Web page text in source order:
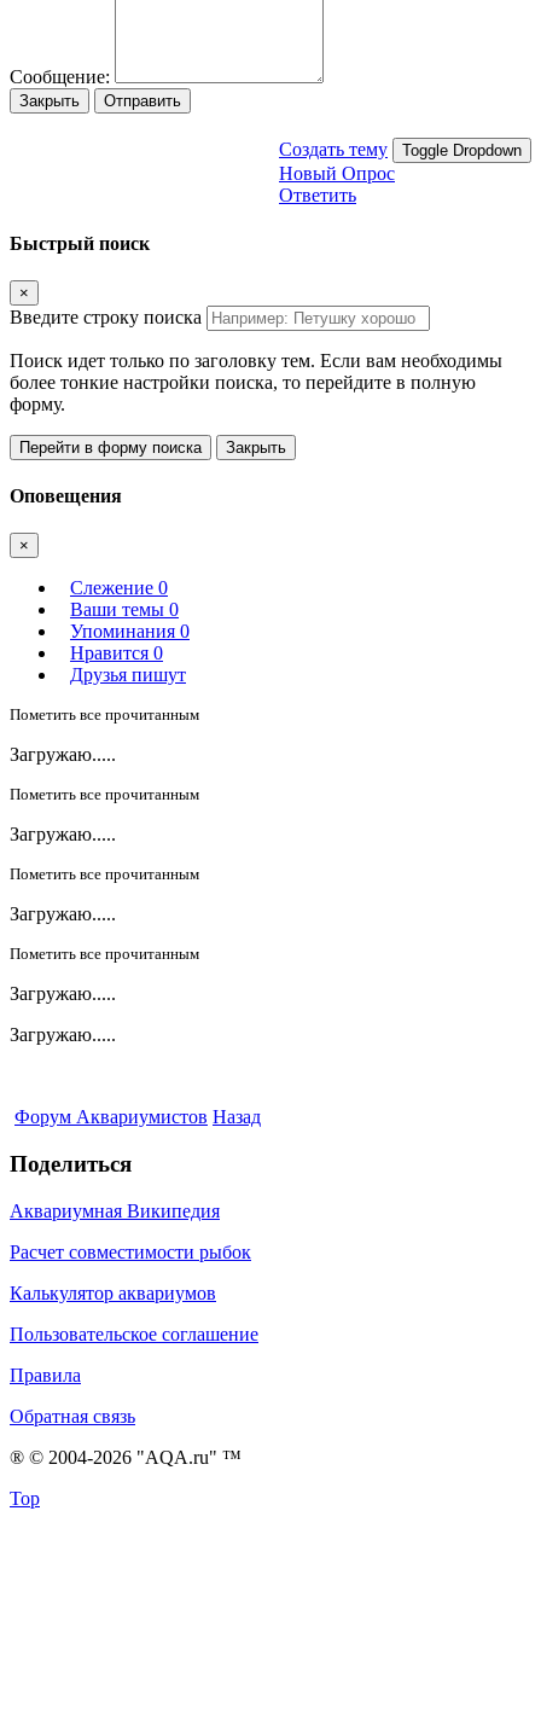
Сообщение:
Закрыть Отправить
Создать тему Toggle Dropdown
Новый Опрос
Ответить
Быстрый поиск
×
Введите строку поиска
Поиск идет только по заголовку тем. Если вам необходимы
более тонкие настройки поиска, то перейдите в полную
форму.
Перейти в форму поиска Закрыть
Оповещения
×
Слежение 0
Ваши темы 0
Упоминания 0
Нравится 0
Друзья пишут
Пометить все прочитанным
Загружаю.....
Пометить все прочитанным
Загружаю.....
Пометить все прочитанным
Загружаю.....
Пометить все прочитанным
Загружаю.....
Загружаю.....
Форум Аквариумистов Назад
Поделиться
Аквариумная Википедия
Расчет совместимости рыбок
Калькулятор аквариумов
Пользовательское соглашение
Правила
Обратная связь
® © 2004-2026 "AQA.ru" ™
Top